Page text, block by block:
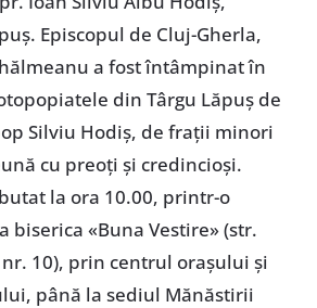
Episcopul de Cluj-Gherla,
a fost întâmpinat în
din Târgu Lăpuș de
Silviu Hodiș, de frații minori
cu preoți și credincioși.
la ora 10.00, printr-o
biserica «Buna Vestire» (str.
10), prin centrul orașului și
până la sediul Mănăstirii